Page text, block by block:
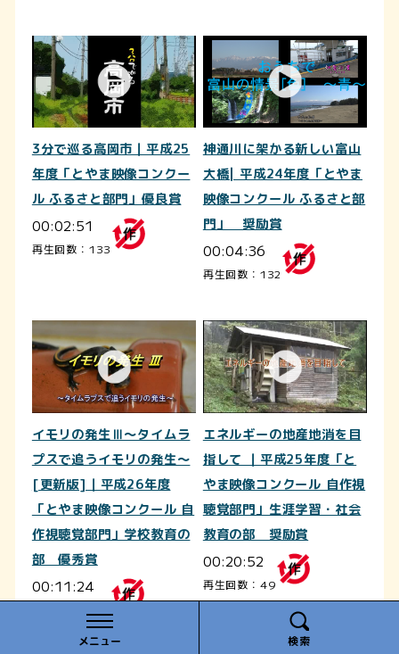
メニュー 検索
3分で巡る高岡市｜平成25
年度「とやま映像コンクー
ル ふるさと部門」優良賞
00:02:51
再生回数：133
神通川に架かる新しい富山
大橋| 平成24年度「とやま
映像コンクール ふるさと部
門」 奨励賞
00:04:36
再生回数：132
イモリの発生Ⅲ～タイムラ
プスで追うイモリの発生～
[更新版]｜平成26年度
「とやま映像コンクール 自
作視聴覚部門」学校教育の
部 優秀賞
00:11:24
エネルギーの地産地消を目
指して ｜平成25年度「と
やま映像コンクール 自作視
聴覚部門」生涯学習・社会
教育の部 奨励賞
00:20:52
再生回数：49